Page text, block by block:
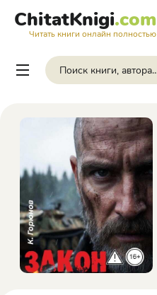
ChitatKnigi.com
Читать книги онлайн полностью